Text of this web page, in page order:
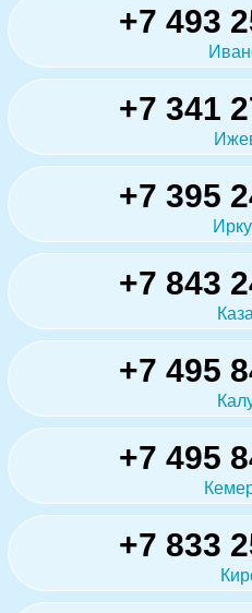
+7 493
+7 341
+7 395
+7 843
+7 495
+7 495
+7 833